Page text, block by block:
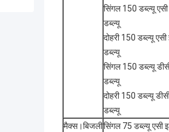
सिंगल 150 डब्ल्यू
डब्ल्यू
दोहरी 150 डब्ल्यू
डब्ल्यू
सिंगल 150 डब्ल्यू
डब्ल्यू
दोहरी 150 डब्ल्यू
डब्ल्यू
मैक्स।बिजलीसिंगल 75 डब्ल्यू एसी